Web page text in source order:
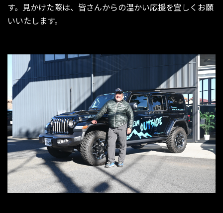
す。見かけた際は、皆さんからの温かい応援を宜しくお願
いいたします。